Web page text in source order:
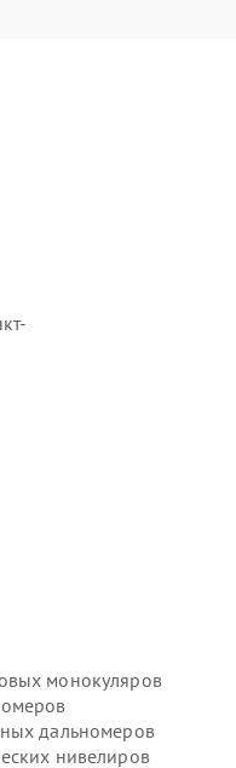
монокуляров
дальномеров
нивелиров